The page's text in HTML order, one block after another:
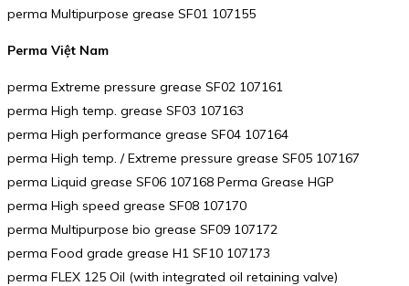
perma Multipurpose grease SF01 107155
Perma Việt Nam
perma Extreme pressure grease SF02 107161
perma High temp. grease SF03 107163
perma High performance grease SF04 107164
perma High temp. / Extreme pressure grease SF05 107167
perma Liquid grease SF06 107168 Perma Grease HGP
perma High speed grease SF08 107170
perma Multipurpose bio grease SF09 107172
perma Food grade grease H1 SF10 107173
perma FLEX 125 Oil (with integrated oil retaining valve)